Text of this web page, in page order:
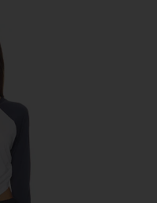
ФУТБОЛКА В СТИЛЕ